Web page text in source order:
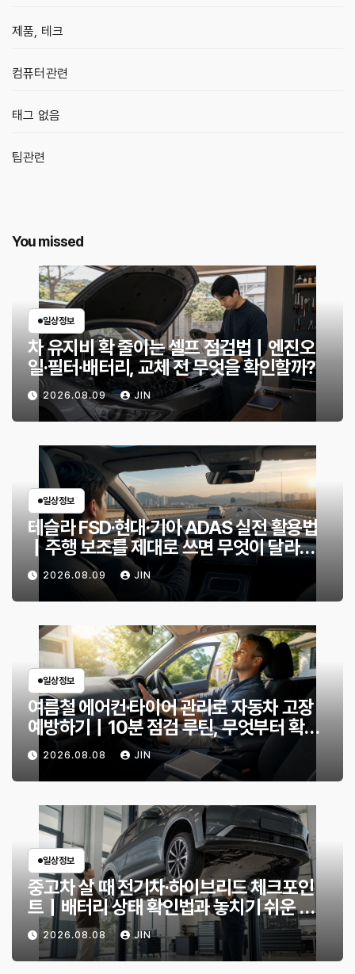
제품, 테크
컴퓨터관련
태그 없음
팁관련
You missed
일상정보
차 유지비 확 줄이는 셀프 점검법｜엔진오
일·필터·배터리, 교체 전 무엇을 확인할까?
2026.08.09 JIN
일상정보
테슬라 FSD·현대·기아 ADAS 실전 활용법
｜주행 보조를 제대로 쓰면 무엇이 달라질
까?2026.08.09 JIN
일상정보
여름철 에어컨·타이어 관리로 자동차 고장
예방하기｜10분 점검 루틴, 무엇부터 확인
할까?
2026.08.08 JIN
일상정보
중고차 살 때 전기차·하이브리드 체크포인
트｜배터리 상태 확인법과 놓치기 쉬운 위
험 신호
2026.08.08 JIN